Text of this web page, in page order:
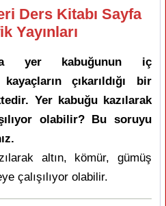
Ders Kitabı Sayfa
Yayınları
yer kabuğunun iç
çıkarıldığı bir
Yer kabuğu kazılarak
olabilir? Bu soruyu
altın, kömür, gümüş
çalışılıyor olabilir.